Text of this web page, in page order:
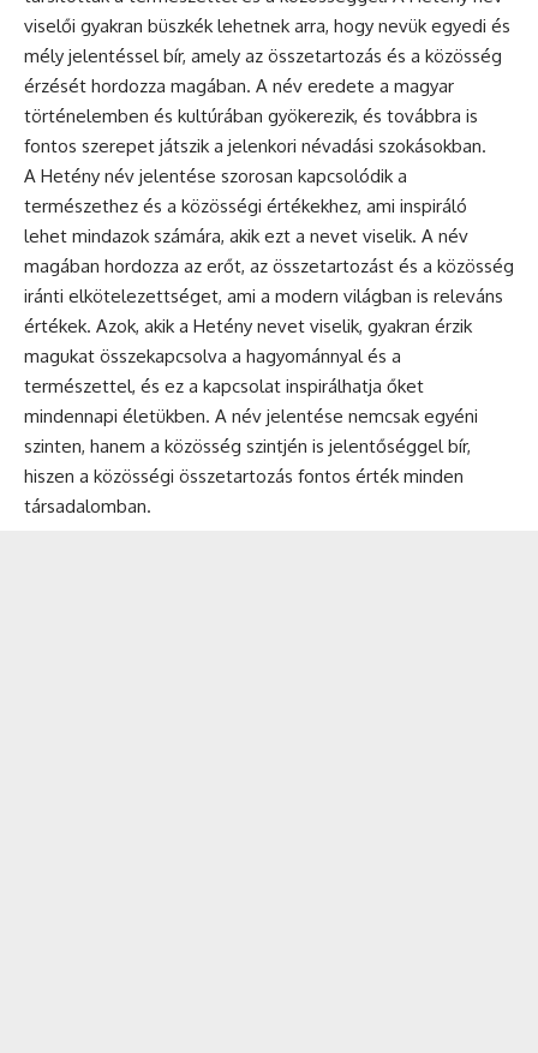
viselői gyakran büszkék lehetnek arra, hogy nevük egyedi és
mély jelentéssel bír, amely az összetartozás és a közösség
érzését hordozza magában. A név eredete a magyar
történelemben és kultúrában gyökerezik, és továbbra is
fontos szerepet játszik a jelenkori névadási szokásokban.
A Hetény név jelentése szorosan kapcsolódik a
természethez és a közösségi értékekhez, ami inspiráló
lehet mindazok számára, akik ezt a nevet viselik. A név
magában hordozza az erőt, az összetartozást és a közösség
iránti elkötelezettséget, ami a modern világban is releváns
értékek. Azok, akik a Hetény nevet viselik, gyakran érzik
magukat összekapcsolva a hagyománnyal és a
természettel, és ez a kapcsolat inspirálhatja őket
mindennapi életükben. A név jelentése nemcsak egyéni
szinten, hanem a közösség szintjén is jelentőséggel bír,
hiszen a közösségi összetartozás fontos érték minden
társadalomban.